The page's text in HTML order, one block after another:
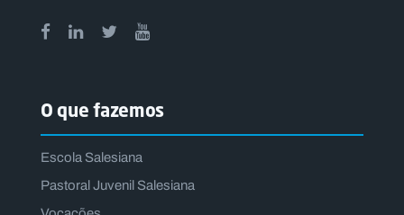
O que fazemos
Escola Salesiana
Pastoral Juvenil Salesiana